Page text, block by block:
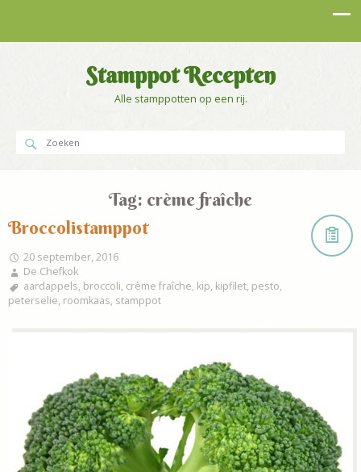
Stamppot Recepten
Alle stamppotten op een rij.
Tag: crème fraîche
Broccolistamppot
20 september, 2016
De Chefkok
aardappels, broccoli, crème fraîche, kip, kipfilet, pesto,
peterselie, roomkaas, stamppot